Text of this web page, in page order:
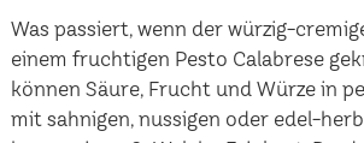
Was passiert, wenn der würzig-
einem fruchtigen Pesto Calabrese
können Säure, Frucht und Würze in
mit sahnigen, nussigen oder edel-